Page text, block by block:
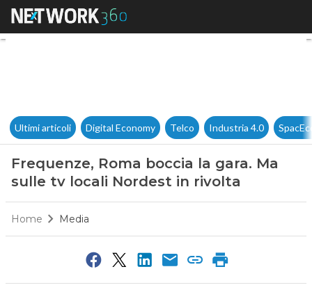
Frequenze, Roma boccia la
Ultimi articoli Digital Economy Telco Industria 4.0
Frequenze, Roma boccia la gara. Ma
sulle tv locali Nordest in rivolta
Home Media